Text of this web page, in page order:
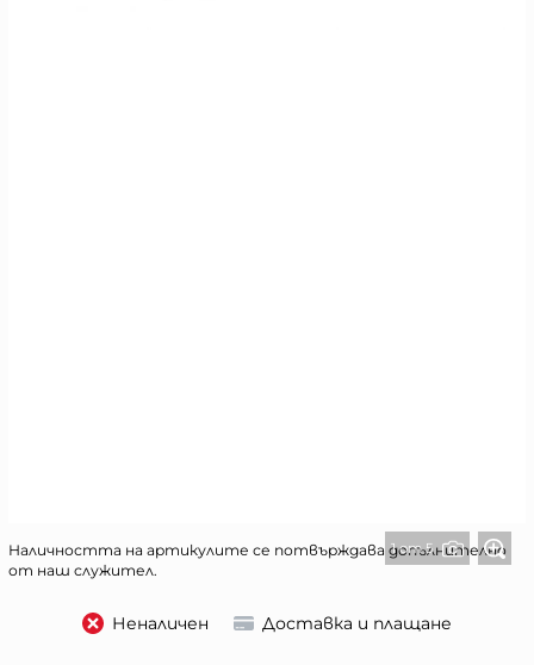
1 от 5
Наличността на артикулите се потвърждава допълнително
от наш служител.
Неналичен Доставка и плащане